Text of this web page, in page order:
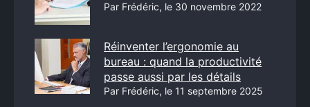
Par Frédéric, le 30 novembre 2022
Réinventer l’ergonomie au
bureau : quand la productivité
passe aussi par les détails
Par Frédéric, le 11 septembre 2025